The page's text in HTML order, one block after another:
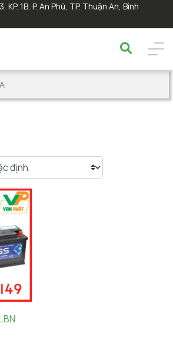
1B, P. An Phú, TP. Thuận An, Bình